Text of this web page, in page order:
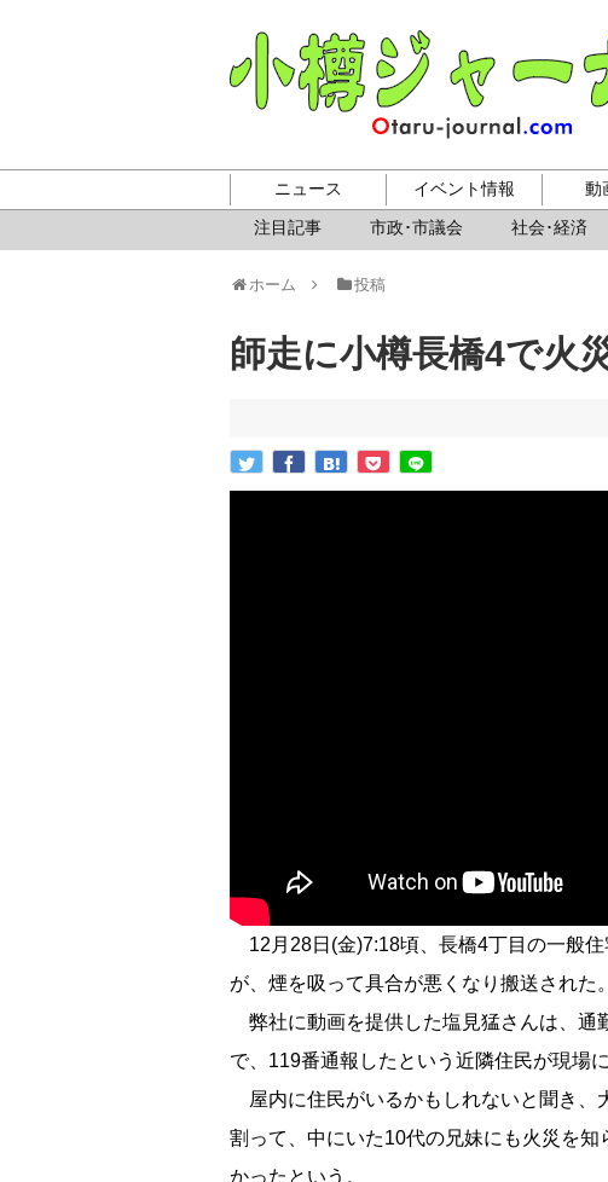
ニュース
注目記事
市政･市議会 社会･経済
イベント情報 動
ホーム 投稿
師走に小樽長橋4で火
12月28日(金)7:18頃、長橋4丁目の一般
が、煙を吸って具合が悪くなり搬送された。
弊社に動画を提供した塩見猛さんは、通
で、119番通報したという近隣住民が現場に
屋内に住民がいるかもしれないと聞き、
割って、中にいた10代の兄妹にも火災を
かったという。